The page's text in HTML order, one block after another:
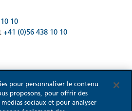
10
+41 (0)56 438 10 10
pour personnaliser le contenu
proposons, pour offrir des
sociaux et pour analyser